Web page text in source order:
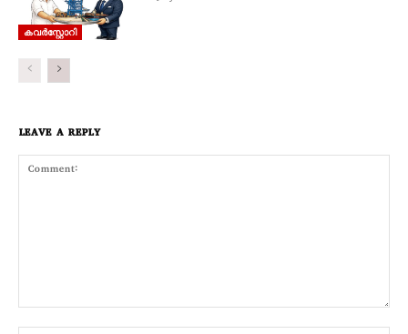
കവര്‍സ്റ്റോറി
LEAVE A REPLY